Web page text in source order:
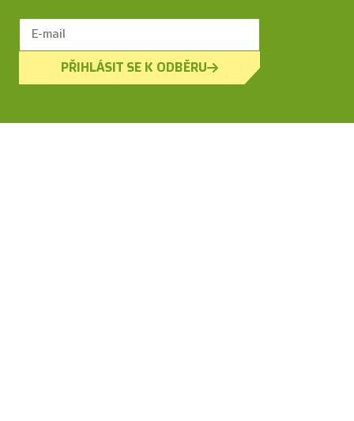
PŘIHLÁSIT SE K ODBĚRU